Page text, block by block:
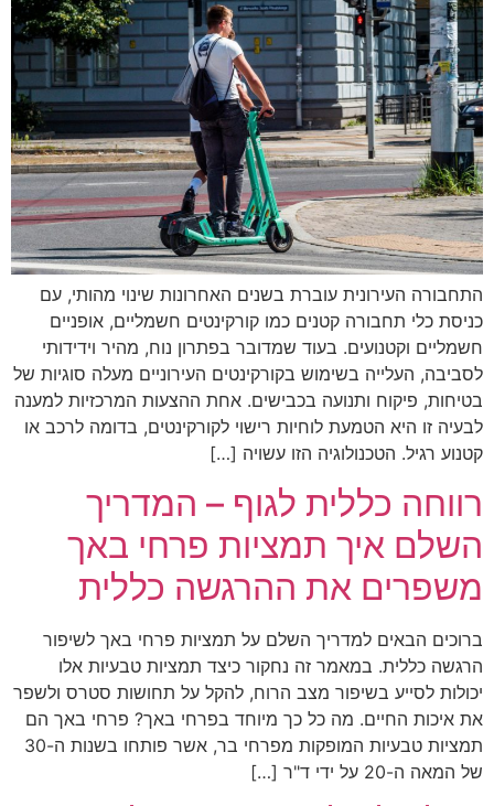
התחבורה העירונית עוברת בשנים האחרונות שינוי מהותי, עם
כניסת כלי תחבורה קטנים כמו קורקינטים חשמליים, אופניים
חשמליים וקטנועים. בעוד שמדובר בפתרון נוח, מהיר וידידותי
לסביבה, העלייה בשימוש בקורקינטים העירוניים מעלה סוגיות של
בטיחות, פיקוח ותנועה בכבישים. אחת ההצעות המרכזיות למענה
לבעיה זו היא הטמעת לוחיות רישוי לקורקינטים, בדומה לרכב או
קטנוע רגיל. הטכנולוגיה הזו עשויה […]
רווחה כללית לגוף – המדריך
השלם איך תמציות פרחי באך
משפרים את ההרגשה כללית
ברוכים הבאים למדריך השלם על תמציות פרחי באך לשיפור
הרגשה כללית. במאמר זה נחקור כיצד תמציות טבעיות אלו
יכולות לסייע בשיפור מצב הרוח, להקל על תחושות סטרס ולשפר
את איכות החיים. מה כל כך מיוחד בפרחי באך? פרחי באך הם
תמציות טבעיות המופקות מפרחי בר, אשר פותחו בשנות ה-30
של המאה ה-20 על ידי ד"ר […]